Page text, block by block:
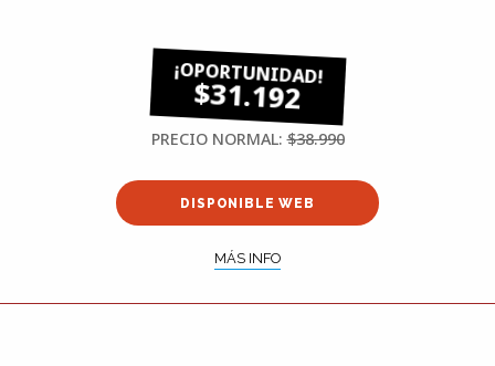
$31.192
PRECIO NORMAL:$38.990
DISPONIBLE WEB
MÁS INFO